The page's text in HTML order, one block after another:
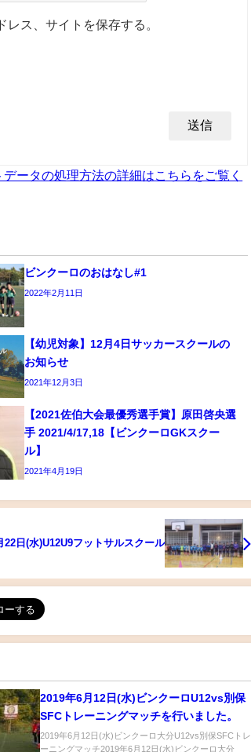
ス、サイトを保存する。
データの処理方法の詳細はこちらをご覧く
ビンクーロのおはなし#1
2022年2月11日
【幼児対象】12月4日サッカースクールの
お知らせ
2021年12月3日
【2021佐伯大会最優秀選手賞】原田啓央選
手 2021/4/17,18【ビンクーロGKスクー
ル】
2021年4月19日
22日(水)U12U9フットサルスクール
2019年6月12日(水)ビンクーロU12vs別保
SFCトレーニングマッチを行いました。
2019年6月12日(水)ビンクーロ大分U12vs別保SFCトレ
ーニングマッチ2019年6月12日(水)ビンクーロ大分